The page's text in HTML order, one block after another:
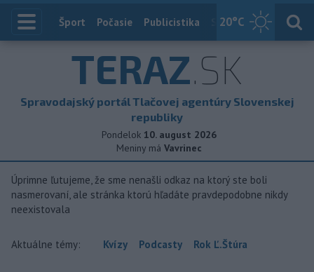
20°C
Index
Šport Počasie Publicistika Slovensko
TERAZ.SK
Spravodajský portál Tlačovej agentúry Slovenskej
republiky
Pondelok 10. august 2026
Meniny má Vavrinec
Úprimne ľutujeme, že sme nenašli odkaz na ktorý ste boli
nasmerovaní, ale stránka ktorú hľadáte pravdepodobne nikdy
neexistovala
Aktuálne témy: Kvízy Podcasty Rok Ľ.Štúra